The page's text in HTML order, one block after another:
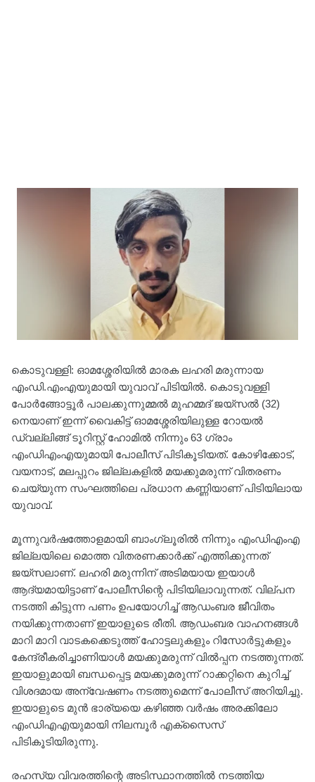
കൊടുവള്ളി: ഓമശ്ശേരിയിൽ മാരക ലഹരി മരുന്നായ
എംഡി.എംഎയുമായി യുവാവ് പിടിയിൽ. കൊടുവള്ളി
പോർങ്ങോട്ടൂർ പാലക്കുന്നുമ്മൽ മുഹമ്മദ് ജയ്സൽ (32)
നെയാണ് ഇന്ന് വൈകിട്ട് ഓമശ്ശേരിയിലുള്ള റോയൽ
ഡ്വല്ലിങ്ങ് ടൂറിസ്റ്റ് ഹോമിൽ നിന്നും 63 ഗ്രാം
എംഡിഎംഎയുമായി പോലീസ് പിടികൂടിയത്. കോഴിക്കോട്,
വയനാട്, മലപ്പുറം ജില്ലകളിൽ മയക്കുമരുന്ന് വിതരണം
ചെയ്യുന്ന സംഘത്തിലെ പ്രധാന കണ്ണിയാണ് പിടിയിലായ
യുവാവ്.
മൂന്നുവർഷത്തോളമായി ബാംഗ്ലൂരിൽ നിന്നും എംഡിഎംഎ
ജില്ലയിലെ മൊത്ത വിതരണക്കാർക്ക് എത്തിക്കുന്നത്
ജയ്സലാണ്. ലഹരി മരുന്നിന് അടിമയായ ഇയാൾ
ആദ്യമായിട്ടാണ് പോലീസിന്റെ പിടിയിലാവുന്നത്. വില്പന
നടത്തി കിട്ടുന്ന പണം ഉപയോഗിച്ച് ആഡംബര ജീവിതം
നയിക്കുന്നതാണ് ഇയാളുടെ രീതി. ആഡംബര വാഹനങ്ങൾ
മാറി മാറി വാടകക്കെടുത്ത് ഹോട്ടലുകളും റിസോർട്ടുകളും
കേന്ദ്രീകരിച്ചാണിയാൾ മയക്കുമരുന്ന് വിൽപ്പന നടത്തുന്നത്.
ഇയാളുമായി ബന്ധപ്പെട്ട മയക്കുമരുന്ന് റാക്കറ്റിനെ കുറിച്ച്
വിശദമായ അന്വേഷണം നടത്തുമെന്ന് പോലീസ് അറിയിച്ചു.
ഇയാളുടെ മുൻ ഭാര്യയെ കഴിഞ്ഞ വർഷം അരക്കിലോ
എംഡിഎഎയുമായി നിലമ്പൂർ എക്സൈസ്
പിടികൂടിയിരുന്നു.
രഹസ്യ വിവരത്തിന്റെ അടിസ്ഥാനത്തിൽ നടത്തിയ